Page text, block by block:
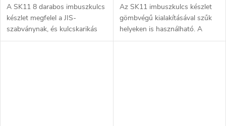
A SK11 8 darabos imbuszkulcs
készlet megfelel a JIS-
szabványnak, és kulcskarikás
kialakítással rendelkezik a
Az SK11 imbuszkulcs készlet
gömbvégű kialakításával szűk
helyeken is használható. A
készlet 9 darab krómozott